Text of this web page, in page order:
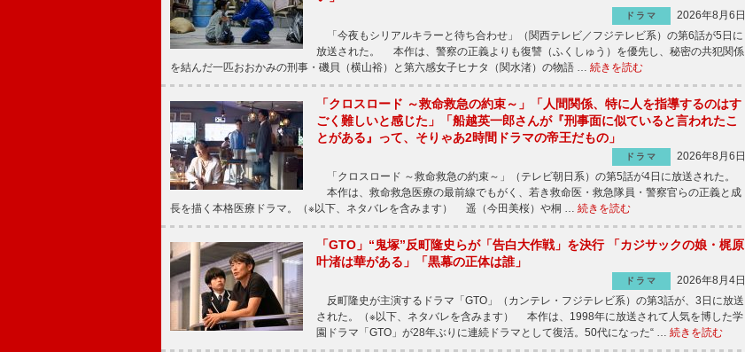
ドラマ
2026年8月6日
「今夜もシリアルキラーと待ち合わせ」（関西テレビ／フジテレビ系）の第6話が5日に
放送された。 本作は、警察の正義よりも復讐（ふくしゅう）を優先し、秘密の共犯関係
を結んだ一匹おおかみの刑事・磯貝（横山裕）と第六感女子ヒナタ（関水渚）の物語 … 続きを読む
「クロスロード ～救命救急の約束～」「人間関係、特に人を指導するのはす
ごく難しいと感じた」「船越英一郎さんが『刑事面に似ていると言われたこ
とがある』って、そりゃあ2時間ドラマの帝王だもの」
ドラマ
2026年8月6日
「クロスロード ～救命救急の約束～」（テレビ朝日系）の第5話が4日に放送された。
本作は、救命救急医療の最前線でもがく、若き救命医・救急隊員・警察官らの正義と成
長を描く本格医療ドラマ。（※以下、ネタバレを含みます） 遥（今田美桜）や桐 … 続きを読む
「GTO」“鬼塚”反町隆史らが「告白大作戦」を決行 「カジサックの娘・梶原
叶渚は華がある」「黒幕の正体は誰」
ドラマ
2026年8月4日
反町隆史が主演するドラマ「GTO」（カンテレ・フジテレビ系）の第3話が、3日に放送
された。（※以下、ネタバレを含みます） 本作は、1998年に放送されて人気を博した学
園ドラマ「GTO」が28年ぶりに連続ドラマとして復活。50代になった“ … 続きを読む